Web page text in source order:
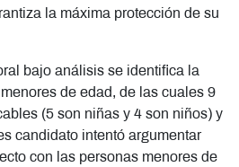
la máxima protección de su
bajo análisis se identifica la
de edad, de las cuales 9
(5 son niñas y 4 son niños) y
candidato intentó argumentar
con las personas menores de